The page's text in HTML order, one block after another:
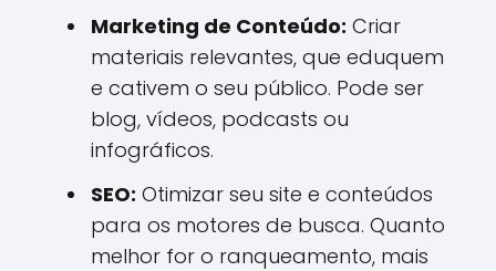
Marketing de Conteúdo: Criar
materiais relevantes, que eduquem
e cativem o seu público. Pode ser
blog, vídeos, podcasts ou
infográficos.
SEO: Otimizar seu site e conteúdos
para os motores de busca. Quanto
melhor for o ranqueamento, mais